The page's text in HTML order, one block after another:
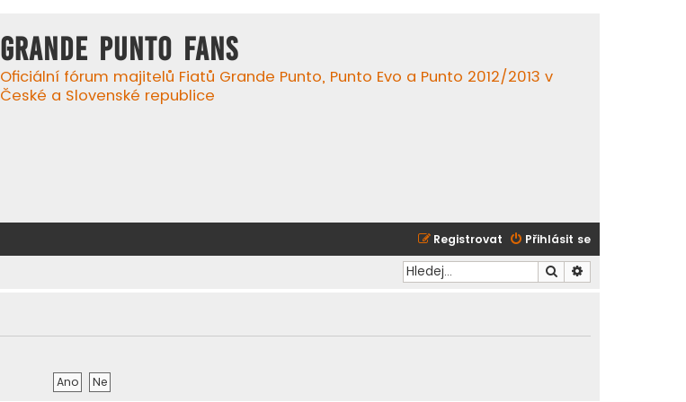
GRANDE PUNTO FANS
Oficiální fórum majitelů Fiatů Grande Punto, Punto Evo a Punto 2012/2013 v
České a Slovenské republice
Přihlásit se
Registrovat
Hledat